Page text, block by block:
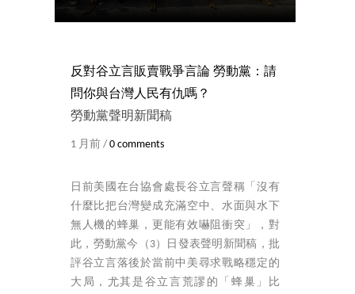
反對谷立言販賣戰爭言論 勞動黨：請
問你與台灣人民有仇嗎？
勞動黨聲明新聞稿
1 月前 / 0 comments
日前美國在台協會處長谷立言聲稱「沒有
什麼比把台灣變成充滿空中、水面與水下
無人機的蜂巢，更能有效嚇阻衝突」，對
此，勞動黨今（3）日發表聲明新聞稿，批
評谷立言落後於當前中美尋求戰略穩定的
大局，尤其是谷立言荒謬的「蜂巢」比